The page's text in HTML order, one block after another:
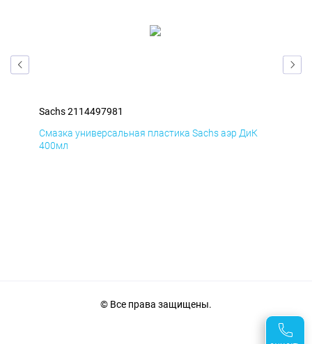
Sachs 2114497981
Смазка универсальная пластика Sachs аэр ДиК
400мл
© Все права защищены.